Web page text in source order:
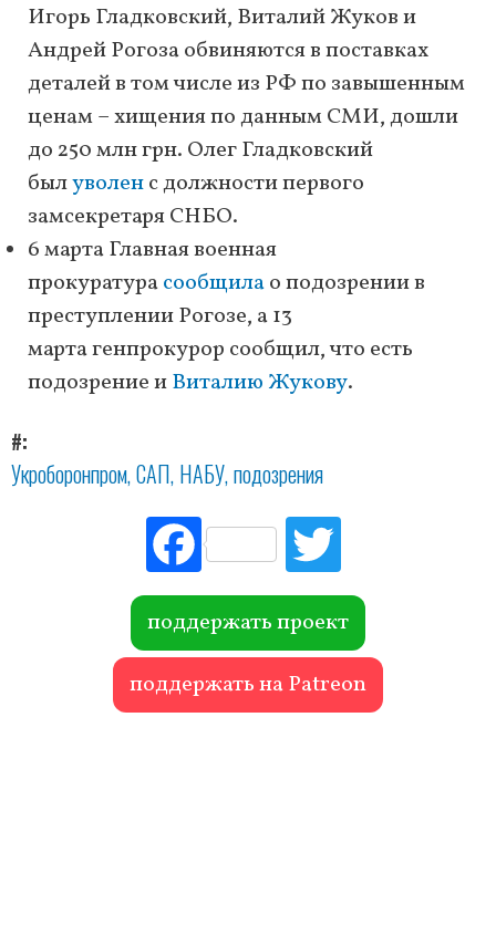
Игорь Гладковский, Виталий Жуков и
Андрей Рогоза обвиняются в поставках
деталей в том числе из РФ по завышенным
ценам – хищения по данным СМИ, дошли
до 250 млн грн. Олег Гладковский
былуволенс должности первого
замсекретаря СНБО.
6 марта Главная военная
прокуратурасообщилао подозрении в
преступлении Рогозе, а 13
марта генпрокурор сообщил, что есть
подозрение иВиталию Жукову.
#
Укроборонпром САП НАБУ подозрения
Fac
ebo
ok r
поддержать проект
поддержать на Patreon